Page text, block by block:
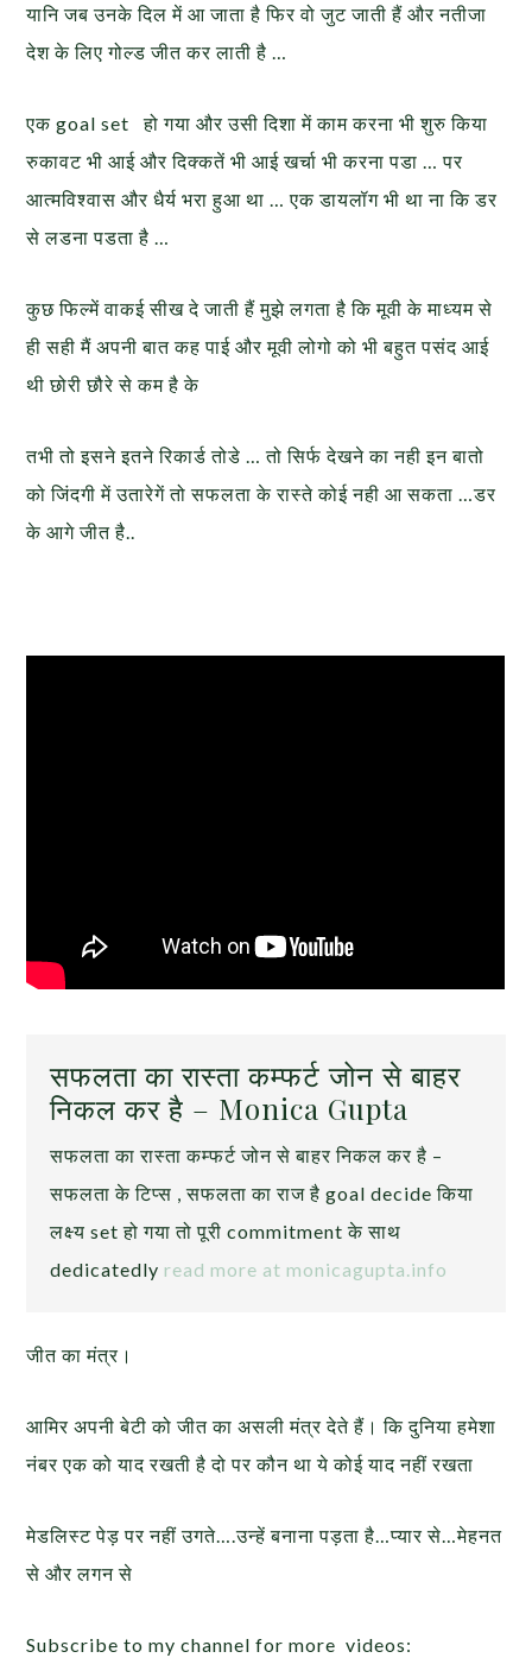
यानि जब उनके दिल में आ जाता है फिर वो जुट जाती हैं और नतीजा
देश के लिए गोल्ड जीत कर लाती है …
एक goal set हो गया और उसी दिशा में काम करना भी शुरु किया
रुकावट भी आई और दिक्कतें भी आई खर्चा भी करना पडा … पर
आत्मविश्वास और धैर्य भरा हुआ था … एक डायलॉग भी था ना कि डर
से लडना पडता है …
कुछ फिल्में वाकई सीख दे जाती हैं मुझे लगता है कि मूवी के माध्यम से
ही सही मैं अपनी बात कह पाई और मूवी लोगो को भी बहुत पसंद आई
थी छोरी छौरे से कम है के
तभी तो इसने इतने रिकार्ड तोडे … तो सिर्फ देखने का नही इन बातो
को जिंदगी में उतारेगें तो सफलता के रास्ते कोई नही आ सकता …डर
के आगे जीत है..
सफलता का रास्ता कम्फर्ट जोन से बाहर
निकल कर है – Monica Gupta
सफलता का रास्ता कम्फर्ट जोन से बाहर निकल कर है –
सफलता के टिप्स , सफलता का राज है goal decide किया
लक्ष्य set हो गया तो पूरी commitment के साथ
dedicatedly read more at monicagupta.info
जीत का मंत्र।
आमिर अपनी बेटी को जीत का असली मंत्र देते हैं। कि दुनिया हमेशा
नंबर एक को याद रखती है दो पर कौन था ये कोई याद नहीं रखता
मेडलिस्ट पेड़ पर नहीं उगते….उन्हें बनाना पड़ता है…प्यार से…मेहनत
से और लगन से
Subscribe to my channel for more videos: